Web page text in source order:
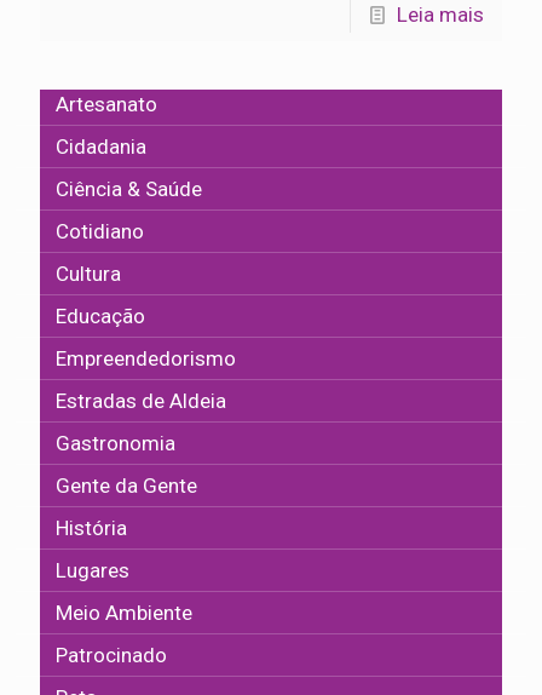
Leia mais
Artesanato
Cidadania
Ciência & Saúde
Cotidiano
Cultura
Educação
Empreendedorismo
Estradas de Aldeia
Gastronomia
Gente da Gente
História
Lugares
Meio Ambiente
Patrocinado